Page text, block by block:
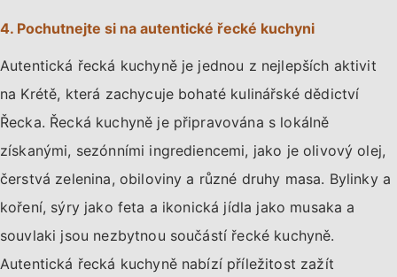
4. Pochutnejte si na autentické řecké kuchyni
Autentická řecká kuchyně je jednou z nejlepších aktivit
na Krétě, která zachycuje bohaté kulinářské dědictví
Řecka. Řecká kuchyně je připravována s lokálně
získanými, sezónními ingrediencemi, jako je olivový olej,
čerstvá zelenina, obiloviny a různé druhy masa. Bylinky a
koření, sýry jako feta a ikonická jídla jako musaka a
souvlaki jsou nezbytnou součástí řecké kuchyně.
Autentická řecká kuchyně nabízí příležitost zažít